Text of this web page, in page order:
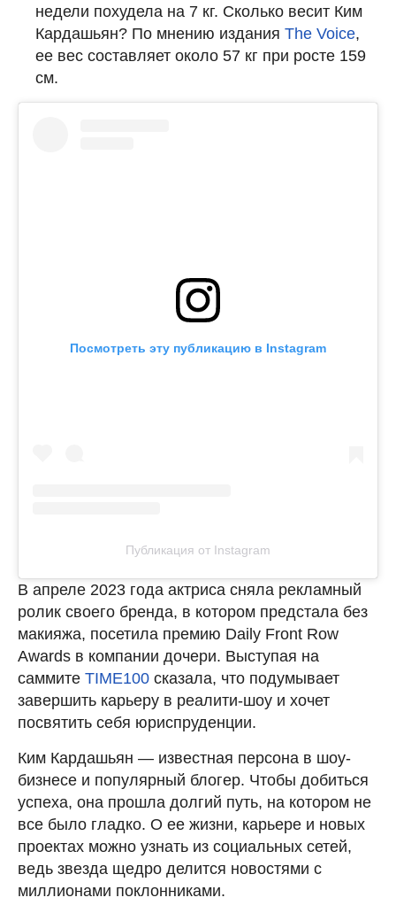
недели похудела на 7 кг. Сколько весит Ким
Кардашьян? По мнению издания The Voice,
ее вес составляет около 57 кг при росте 159
см.
Посмотреть эту публикацию в Instagram
Публикация от Instagram
В апреле 2023 года актриса сняла рекламный
ролик своего бренда, в котором предстала без
макияжа, посетила премию Daily Front Row
Awards в компании дочери. Выступая на
саммите TIME100 сказала, что подумывает
завершить карьеру в реалити-шоу и хочет
посвятить себя юриспруденции.
Ким Кардашьян — известная персона в шоу-
бизнесе и популярный блогер. Чтобы добиться
успеха, она прошла долгий путь, на котором не
все было гладко. О ее жизни, карьере и новых
проектах можно узнать из социальных сетей,
ведь звезда щедро делится новостями с
миллионами поклонниками.